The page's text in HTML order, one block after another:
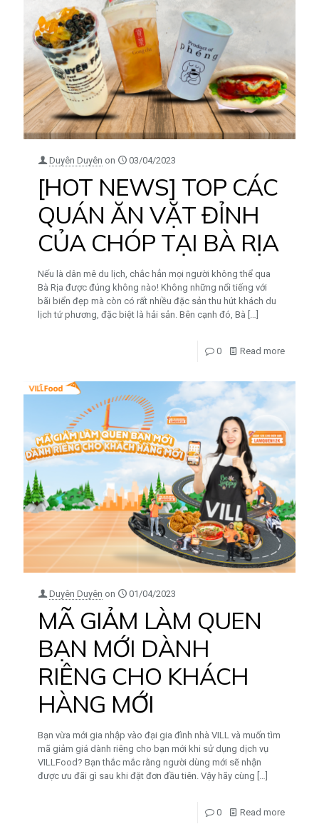
Duyên Duyên on 03/04/2023
[HOT NEWS] TOP CÁC
QUÁN ĂN VẶT ĐỈNH
CỦA CHÓP TẠI BÀ RỊA
Nếu là dân mê du lịch, chắc hẳn mọi người không thể qua
Bà Rịa được đúng không nào! Không những nổi tiếng với
bãi biển đẹp mà còn có rất nhiều đặc sản thu hút khách du
lịch tứ phương, đặc biệt là hải sản. Bên cạnh đó, Bà
0 Read more
Duyên Duyên on 01/04/2023
MÃ GIẢM LÀM QUEN
BẠN MỚI DÀNH
RIÊNG CHO KHÁCH
HÀNG MỚI
Bạn vừa mới gia nhập vào đại gia đình nhà VILL và muốn tìm
mã giảm giá dành riêng cho bạn mới khi sử dụng dịch vụ
VILLFood? Bạn thắc mắc rằng người dùng mới sẽ nhận
được ưu đãi gì sau khi đặt đơn đầu tiên. Vậy hãy cùng […]
0 Read more